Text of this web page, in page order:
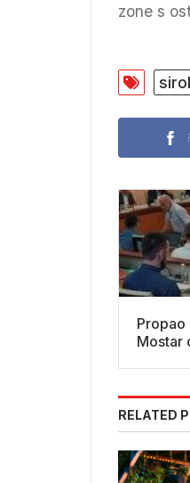
zone s
Propao
Mostar
RELATED